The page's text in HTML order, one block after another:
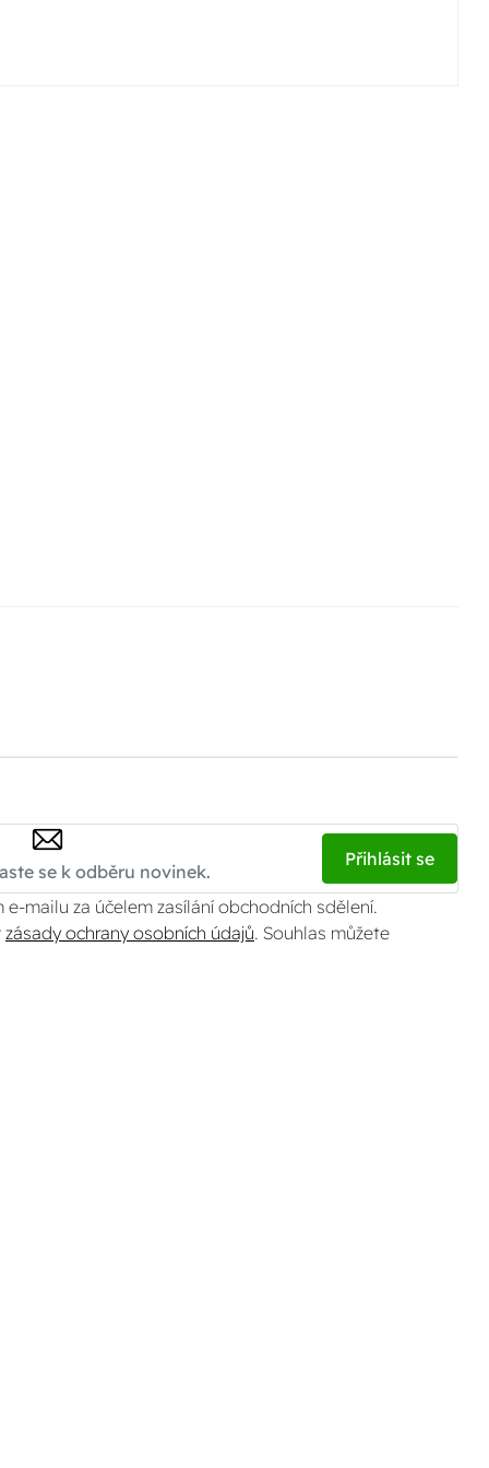
Přihlásit se
e-mailu za účelem zasílání obchodních sdělení.
zásady ochrany osobních údajů. Souhlas můžete